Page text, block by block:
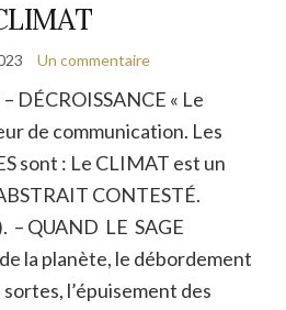
Un commentaire
DÉCROISSANCE « Le
de communication. Les
sont : Le CLIMAT est un
CONTESTÉ.
– QUAND LE SAGE
la planète, le débordement
l’épuisement des